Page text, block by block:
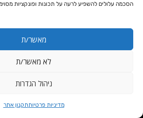
הסכמה עלולים להשפיע לרעה על תכונות ופונקציות
מאשר/ת
לא מאשר/ת
ניהול הגדרות
מדיניות פרטיותתקנון אתר
עגלת